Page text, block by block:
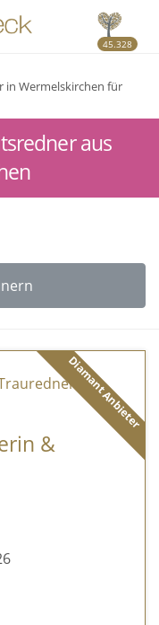
45.328
in Wermelskirchen für
aus
Diamant Anbieter
&